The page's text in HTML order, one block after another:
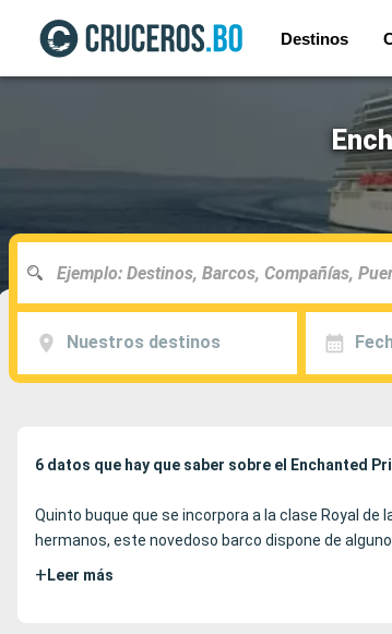
Destinos
Nuestros destinos
6 datos que hay que saber sobre el Enchanted
Quinto buque que se incorpora a la clase Royal de
hermanos, este novedoso barco dispone de
+ Leer más